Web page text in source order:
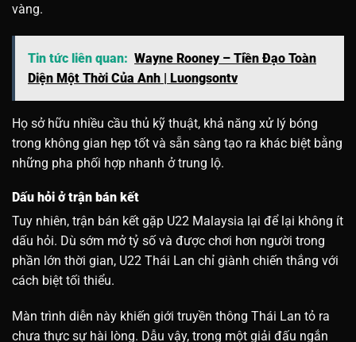
vàng.
Tin tức liên quan: Wayne Rooney – Tiền Đạo Toàn
Diện Một Thời Của Anh | Luongsontv
Họ sở hữu nhiều cầu thủ kỹ thuật, khả năng xử lý bóng
trong không gian hẹp tốt và sẵn sàng tạo ra khác biệt bằng
những pha phối hợp nhanh ở trung lộ.
Dấu hỏi ở trận bán kết
Tuy nhiên, trận bán kết gặp U22 Malaysia lại để lại không ít
dấu hỏi. Dù sớm mở tỷ số và được chơi hơn người trong
phần lớn thời gian, U22 Thái Lan chỉ giành chiến thắng với
cách biệt tối thiểu.
Màn trình diễn này khiến giới truyền thông Thái Lan tỏ ra
chưa thực sự hài lòng. Dẫu vậy, trong một giải đấu ngắn